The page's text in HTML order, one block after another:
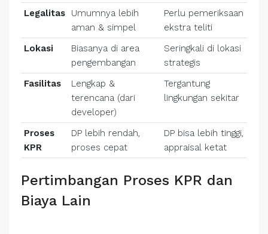
Legalitas
Umumnya lebih
aman & simpel
Perlu pemeriksaan
ekstra teliti
Lokasi
Biasanya di area
pengembangan
Seringkali di lokasi
strategis
Fasilitas
Lengkap &
terencana (dari
developer)
Tergantung
lingkungan sekitar
Proses
KPR
DP lebih rendah,
proses cepat
DP bisa lebih tinggi,
appraisal ketat
Pertimbangan Proses KPR dan
Biaya Lain